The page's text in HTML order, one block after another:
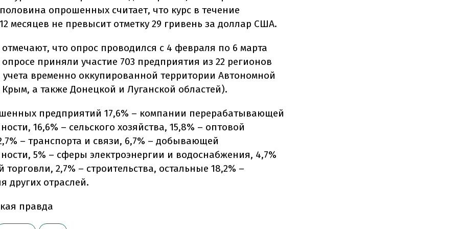
опрошенных считает, что курс в течение
месяцев не превысит отметку 29 гривень за доллар США.
что опрос проводился с 4 февраля по 6 марта
опросе приняли участие 703 предприятия из 22 регионов
учета временно оккупированной территории Автономной
а также Донецкой и Луганской областей).
предприятий 17,6% – компании перерабатывающей
16,6% – сельского хозяйства, 15,8% – оптовой
– транспорта и связи, 6,7% – добывающей
5% – сферы электроэнергии и водоснабжения, 4,7%
торговли, 2,7% – строительства, остальные 18,2% –
других отраслей.
правда